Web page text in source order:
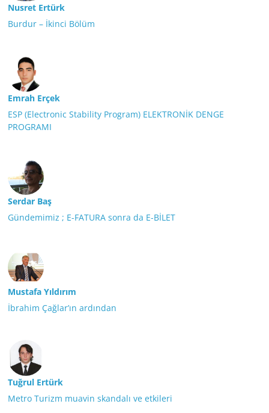
Nusret Ertürk
Burdur – İkinci Bölüm
Emrah Erçek
ESP (Electronic Stability Program) ELEKTRONİK DENGE
PROGRAMI
Serdar Baş
Gündemimiz ; E-FATURA sonra da E-BİLET
Mustafa Yıldırım
İbrahim Çağlar’ın ardından
Tuğrul Ertürk
Metro Turizm muavin skandalı ve etkileri